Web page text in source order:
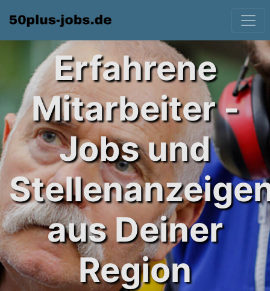
Erfahrene
Mitarbeiter -
Jobs und
aus Deiner
Region